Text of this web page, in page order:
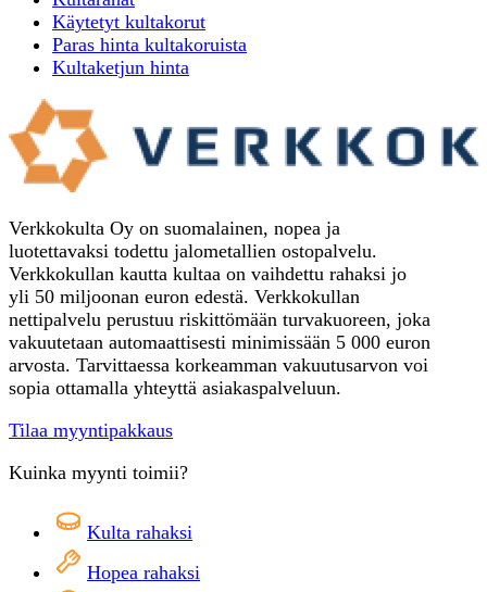
Käytetyt kultakorut
Paras hinta kultakoruista
Kultaketjun hinta
Verkkokulta Oy on suomalainen, nopea ja
luotettavaksi todettu jalometallien ostopalvelu.
Verkkokullan kautta kultaa on vaihdettu rahaksi jo
yli 50 miljoonan euron edestä. Verkkokullan
nettipalvelu perustuu riskittömään turvakuoreen, joka
vakuutetaan automaattisesti minimissään 5 000 euron
arvosta. Tarvittaessa korkeamman vakuutusarvon voi
sopia ottamalla yhteyttä asiakaspalveluun.
Tilaa myyntipakkaus
Kuinka myynti toimii?
Kulta rahaksi
Hopea rahaksi